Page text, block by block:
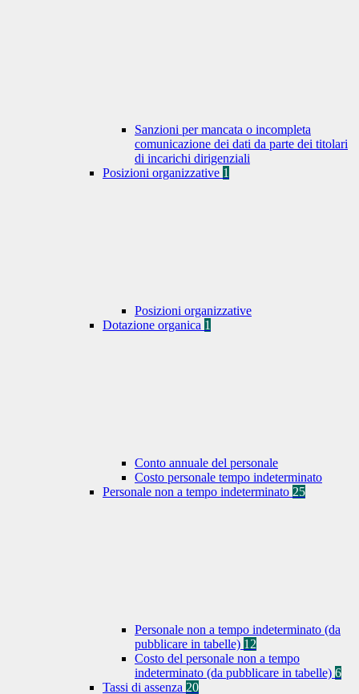
Sanzioni per mancata o incompleta
comunicazione dei dati da parte dei titolari
di incarichi dirigenziali
Posizioni organizzative 1
Posizioni organizzative
Dotazione organica 1
Conto annuale del personale
Costo personale tempo indeterminato
Personale non a tempo indeterminato 25
Personale non a tempo indeterminato (da
pubblicare in tabelle) 12
Costo del personale non a tempo
indeterminato (da pubblicare in tabelle) 6
Tassi di assenza 20